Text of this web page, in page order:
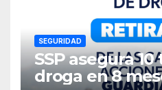
SEGURIDAD
SSP asegura
droga en 8